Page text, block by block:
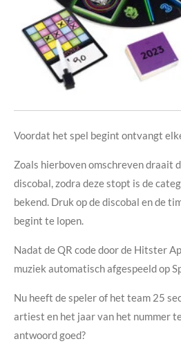
Voordat het spel begint ontvangt
Zoals hierboven omschreven draait
discobal, zodra deze stopt is de
bekend. Druk op de discobal en de
begint te lopen.
Nadat de QR code door de Hitster
muziek automatisch afgespeeld op
Nu heeft de speler of het team 25
artiest en het jaar van het nummer
antwoord goed?